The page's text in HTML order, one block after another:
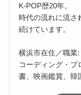
K-POP歴20年。
時代の流れに流さ
続けています。
横浜市在住／職業
コーディング・プ
書、映画鑑賞、韓